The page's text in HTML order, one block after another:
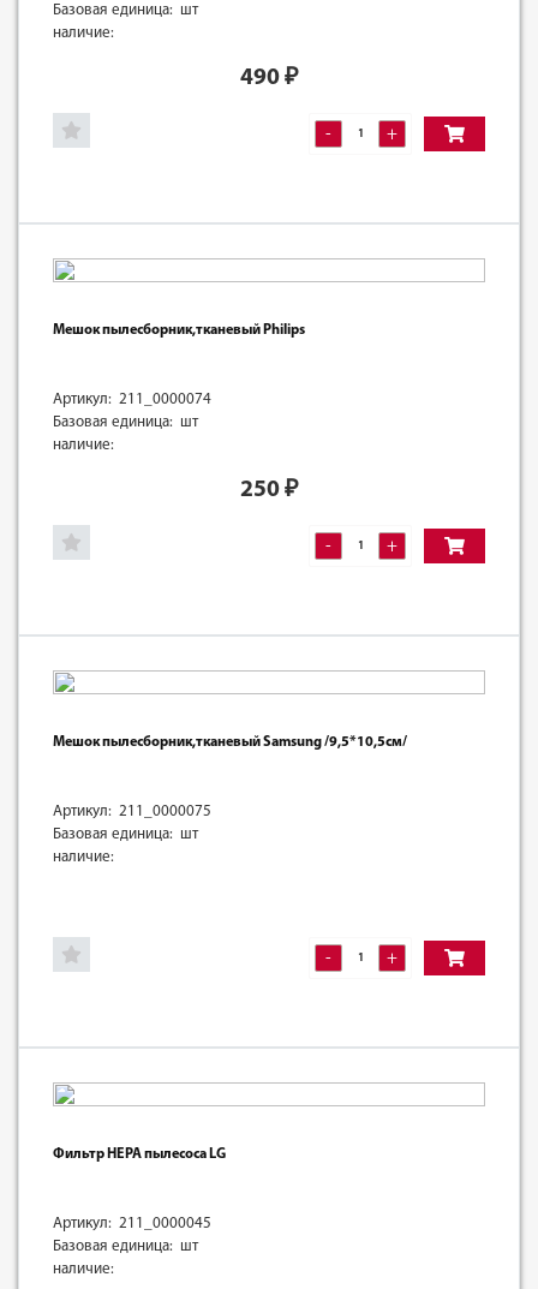
Базовая единица: шт
наличие:
490 ₽
- +
Мешок пылесборник,тканевый Philips
Артикул: 211_0000074
Базовая единица: шт
наличие:
250 ₽
- +
Мешок пылесборник,тканевый Samsung /9,5*10,5см/
Артикул: 211_0000075
Базовая единица: шт
наличие:
- +
Фильтр HEPA пылесоса LG
Артикул: 211_0000045
Базовая единица: шт
наличие: